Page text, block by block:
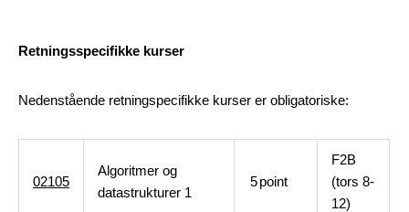
Retningsspecifikke kurser
Nedenstående retningspecifikke kurser er obligatoriske:
02105
Algoritmer og
datastrukturer 1
5point
F2B
(tors 8-
12)